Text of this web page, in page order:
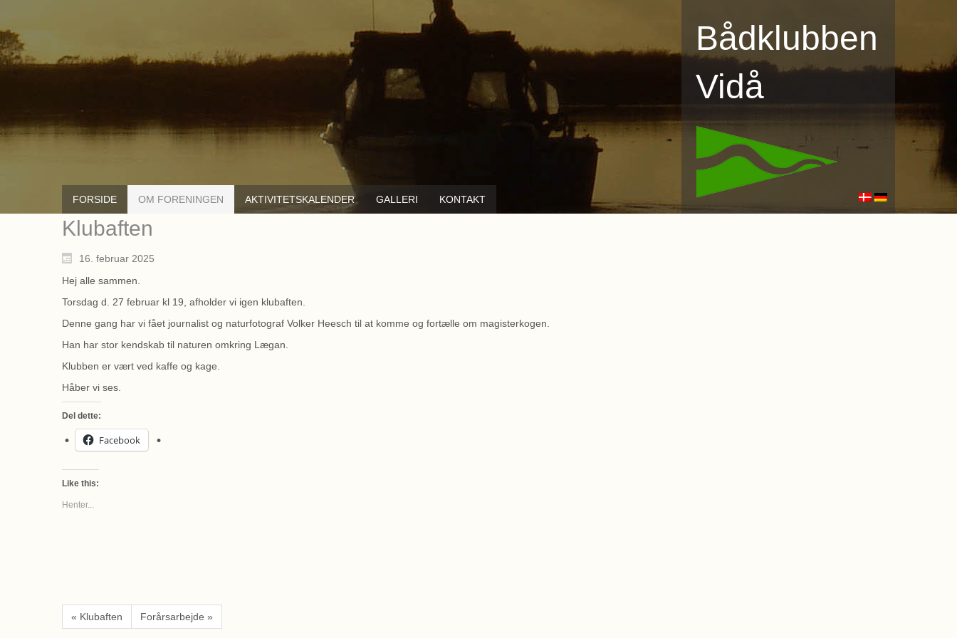
FORSIDE OM FORENINGEN AKTIVITETSKALENDER GALLERI KONTAKT
Bådklubben
Vidå
Klubaften
16. februar 2025
Hej alle sammen.
Torsdag d. 27 februar kl 19, afholder vi igen klubaften.
Denne gang har vi fået journalist og naturfotograf Volker Heesch til at komme og fortælle om magisterkogen.
Han har stor kendskab til naturen omkring Lægan.
Klubben er vært ved kaffe og kage.
Håber vi ses.
Del dette:
Facebook
Like this:
Henter...
« Klubaften Forårsarbejde »